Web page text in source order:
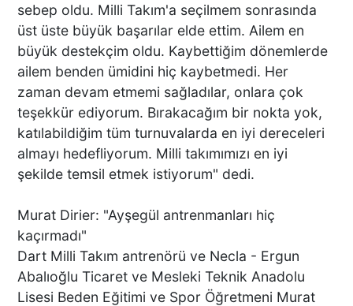
sebep oldu. Milli Takım'a seçilmem sonrasında
üst üste büyük başarılar elde ettim. Ailem en
büyük destekçim oldu. Kaybettiğim dönemlerde
ailem benden ümidini hiç kaybetmedi. Her
zaman devam etmemi sağladılar, onlara çok
teşekkür ediyorum. Bırakacağım bir nokta yok,
katılabildiğim tüm turnuvalarda en iyi dereceleri
almayı hedefliyorum. Milli takımımızı en iyi
şekilde temsil etmek istiyorum" dedi.
Murat Dirier: "Ayşegül antrenmanları hiç
kaçırmadı"
Dart Milli Takım antrenörü ve Necla - Ergun
Abalıoğlu Ticaret ve Mesleki Teknik Anadolu
Lisesi Beden Eğitimi ve Spor Öğretmeni Murat